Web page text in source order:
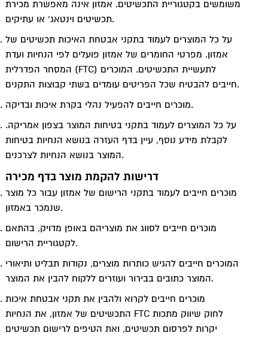
משומשים בקטגוריית התכשיטים. אמזון אינה מאפשרת מכירת
תכשיטים וינטאג’ או עתיקים.
על כל המוצרים לעמוד בתקני אבטחת האיכות תכשיטים של
אמזון. מפרטי החומרים של אמזון פועלים לפי הנחיות ועדת
המסחר הפדרלית (FTC) לתעשיית התכשיטים. המוכרים
חייבים להבטיח שכל הפריטים עומדים בשתי קבוצות התקנים.
מוכרים חייבים להפעיל נהלי בקרת איכות ובדיקה.
על כל המוצרים לעמוד בתקני בטיחות המוצר בצפון אמריקה.
לקבלת מידע נוסף, עיין בדף העזרה בנושא הנחיות בטיחות
המוצר בנושא הנחיות לצרכנים.
דרישות להקמת מוצר בדף מכירה
מוכרים חייבים לעמוד בתקני הרישום של אמזון עבור כל מוצר
שנמכר באמזון.
מוכרים חייבים לסווג את מוצריהם באופן מדויק, בהתאם
לקטגוריית הרישום.
המוכרים חייבים להגיש כותרות מוצרים, נקודות תבליט ותיאורי
המוצר כתובים בבירור ועוזרים ללקוח להבין את המוצר.
מוכרים חייבים לקרוא ולהבין את תקני אבטחת איכות
התכשיטים של אמזון, את הנחיות FTC לחוק שיווק מתכות
יקרות לפרסום תכשיטים, ואת הטיפים לרישום תכשיטים